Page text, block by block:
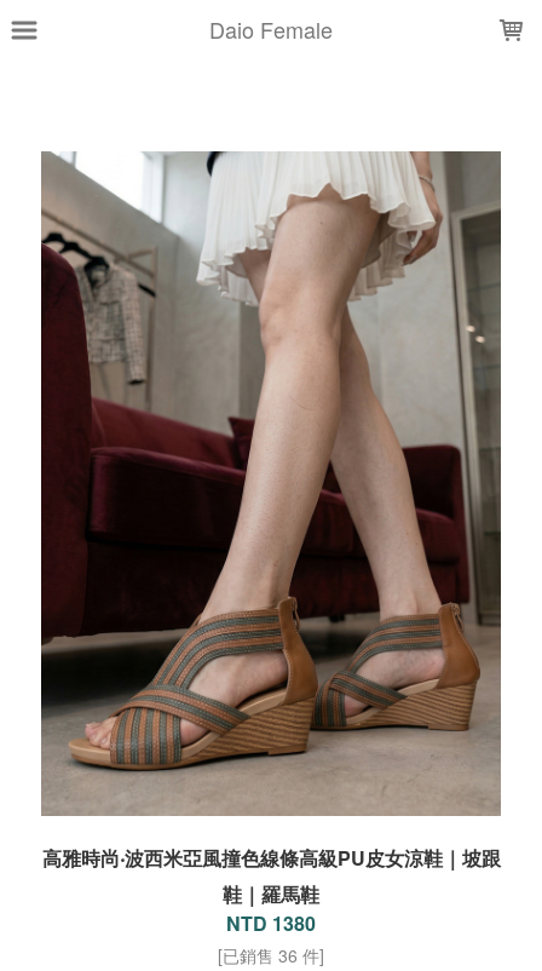
Daio Female
高雅時尚‧波西米亞風撞色線條高級PU皮女涼鞋｜坡跟
鞋｜羅馬鞋
NTD 1380
[已銷售 36 件]